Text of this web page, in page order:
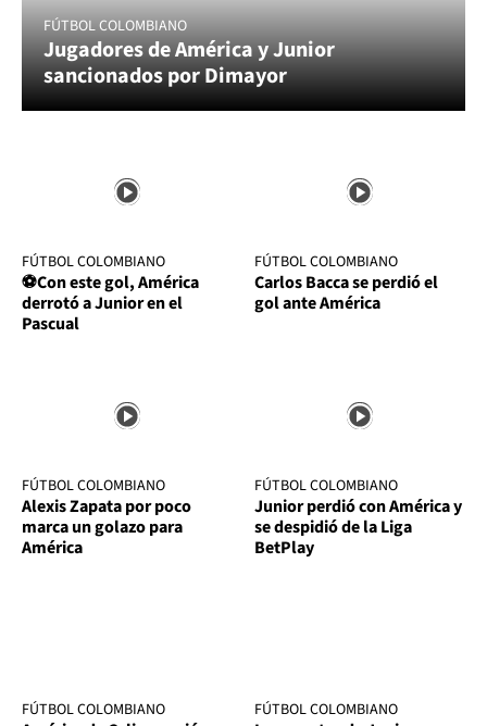
FÚTBOL COLOMBIANO
Jugadores de América y Junior
sancionados por Dimayor
FÚTBOL COLOMBIANO
⚽Con este gol, América
derrotó a Junior en el
Pascual
FÚTBOL COLOMBIANO
Carlos Bacca se perdió el
gol ante América
FÚTBOL COLOMBIANO
Alexis Zapata por poco
marca un golazo para
América
FÚTBOL COLOMBIANO
Junior perdió con América y
se despidió de la Liga
BetPlay
FÚTBOL COLOMBIANO FÚTBOL COLOMBIANO